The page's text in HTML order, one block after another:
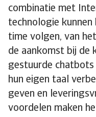
combinatie met
technologie kunnen
time volgen, van
de aankomst bij de
gestuurde
hun eigen taal
geven en
voordelen maken